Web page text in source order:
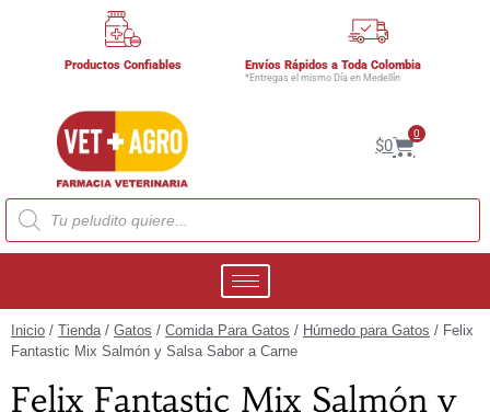
Productos Confiables Envíos Rápidos a Toda Colombia
*Entregas el mismo Día en Medellín
$0
0
Inicio / Tienda/ Gatos / Comida Para Gatos / Húmedo para Gatos / Felix
Fantastic Mix Salmón y Salsa Sabor a Carne
Felix Fantastic Mix Salmón y